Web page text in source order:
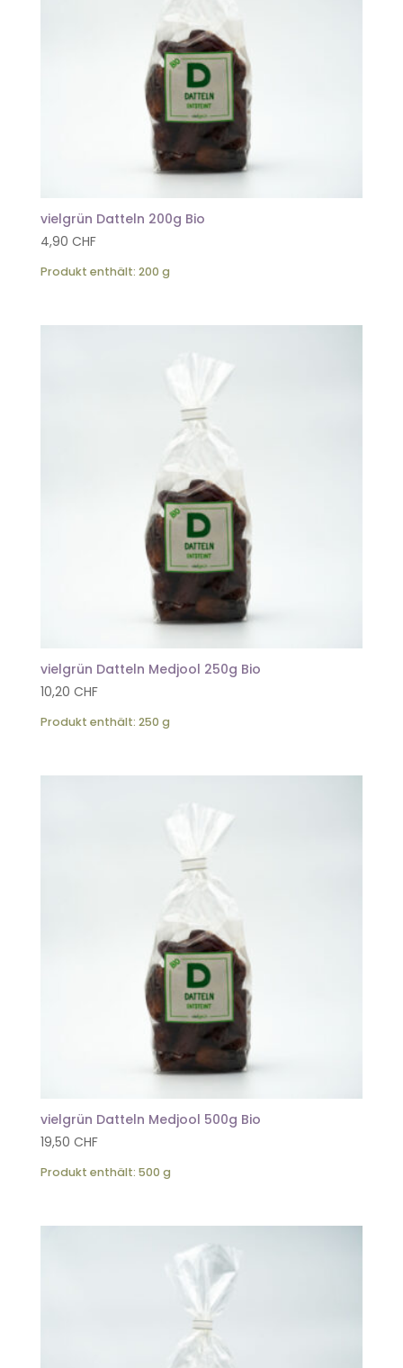
vielgrün Datteln 200g Bio
4,90 CHF
Produkt enthält: 200 g
vielgrün Datteln Medjool 250g Bio
10,20 CHF
Produkt enthält: 250 g
vielgrün Datteln Medjool 500g Bio
19,50 CHF
Produkt enthält: 500 g